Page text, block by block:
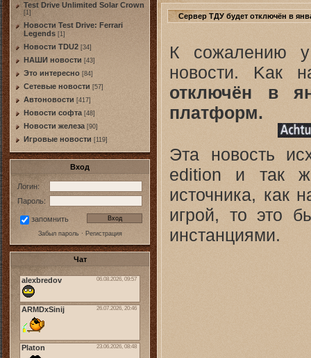
Test Drive Unlimited Solar Crown
[1]
Новости Test Drive: Ferrari
Legends [1]
Новости TDU2 [34]
НАШИ новости [43]
Это интересно [84]
Сетевые новости [57]
Автоновости [417]
Новости софта [48]
Новоcти железа [90]
Игровые новости [119]
Вход
Логин:
Пароль:
запомнить
Забыл пароль· Регистрация
Чат
Сервер ТДУ будет отключён в
К сожалению
новости. Kак
отключён в
платформ.
Эта новость
edition и так
источника, как
игрой, то это
инстанциями.